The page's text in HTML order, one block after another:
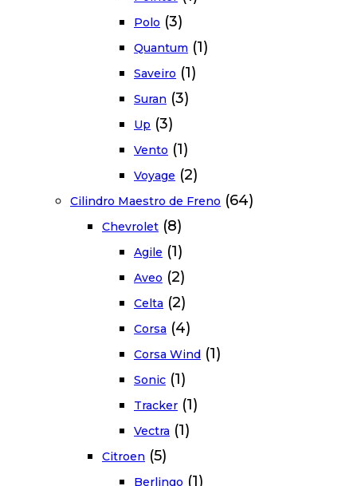
Polo (3)
Quantum (1)
Saveiro (1)
Suran (3)
Up (3)
Vento (1)
Voyage (2)
Cilindro Maestro de Freno (64)
Chevrolet (8)
Agile (1)
Aveo (2)
Celta (2)
Corsa (4)
Corsa Wind (1)
Sonic (1)
Tracker (1)
Vectra (1)
Citroen (5)
Berlingo (1)